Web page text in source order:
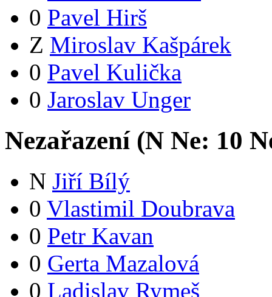
0 Pavel Hirš
Z Miroslav Kašpárek
0 Pavel Kulička
0 Jaroslav Unger
Nezařazení (N Ne: 10
N Jiří Bílý
0 Vlastimil Doubrava
0 Petr Kavan
0 Gerta Mazalová
0 Ladislav Rymeš